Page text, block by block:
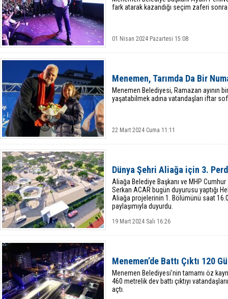
fark atarak kazandığı seçim zaferi
01 Nisan 2024 Pazartesi 15:08
Menemen, Tarımda Da Bir
Menemen Belediyesi, Ramazan ayının
yaşatabilmek adına vatandaşları iftar
22 Mart 2024 Cuma 11:11
Dünya Şehri Aliağa için 3.
Aliağa Belediye Başkanı ve MHP
Serkan ACAR bugün duyurusu yaptığı
Aliağa projelerinin 1. Bölümünü saat
paylaşımıyla duyurdu.
19 Mart 2024 Salı 16:26
Menemen’de Battı Çıktı 120
Menemen Belediyesi’nin tamamı öz
460 metrelik dev battı çıktıyı
açtı.